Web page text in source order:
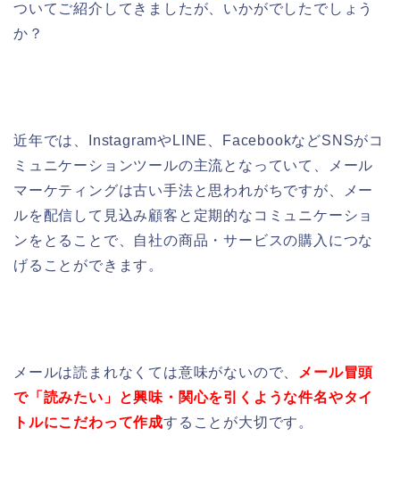
ついてご紹介してきましたが、いかがでしたでしょう
か？
近年では、InstagramやLINE、FacebookなどSNSがコ
ミュニケーションツールの主流となっていて、メール
マーケティングは古い手法と思われがちですが、
メー
ルを配信して見込み顧客と定期的なコミュニケーショ
ンをとることで、自社の商品・サービスの購入につな
げることができます。
メールは読まれなくては意味がないので、
メール冒頭
で「読みたい」と興味・関心を引くような件名やタイ
トルにこだわって作成することが大切です。